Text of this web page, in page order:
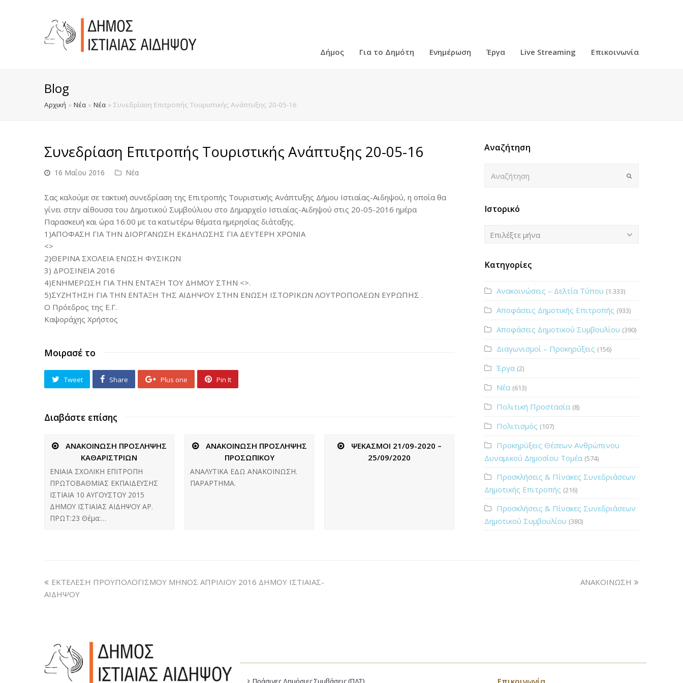
Δήμος Για το Δημότη Ενημέρωση Έργα Live Streaming Επικοινωνία
Blog
Αρχική » Νέα » Νέα » Συνεδρίαση Επιτροπής Τουριστικής Ανάπτυξης 20-05-16
Συνεδρίαση Επιτροπής Τουριστικής Ανάπτυξης 20-05-16
16 Μαΐου 2016 Νέα
Σας καλούμε σε τακτική συνεδρίαση της Επιτροπής Τουριστικής Ανάπτυξης Δήμου Ιστιαίας-Αιδηψού, η οποία θα
γίνει στην αίθουσα του Δημοτικού Συμβούλιου στο Δημαρχείο Ιστιαίας-Αιδηψού στις 20-05-2016 ημέρα
Παρασκευή και ώρα 16.00 με τα κατωτέρω θέματα ημερησίας διάταξης.
1)ΑΠΟΦΑΣΗ ΓΙΑ ΤΗΝ ΔΙΟΡΓΑΝΩΣΗ ΕΚΔΗΛΩΣΗΣ ΓΙΑ ΔΕΥΤΕΡΗ ΧΡΟΝΙΑ
<>
2)ΘΕΡΙΝΑ ΣΧΟΛΕΙΑ ΕΝΩΣΗ ΦΥΣΙΚΩΝ
3) ΔΡΟΣΙΝΕΙΑ 2016
4)ΕΝΗΜΕΡΩΣΗ ΓΙΑ ΤΗΝ ΕΝΤΑΞΗ ΤΟΥ ΔΗΜΟΥ ΣΤΗΝ <>.
5)ΣΥΖΗΤΗΣΗ ΓΙΑ ΤΗΝ ΕΝΤΑΞΗ ΤΗΣ ΑΙΔΗΨΟΥ ΣΤΗΝ ΕΝΩΣΗ ΙΣΤΟΡΙΚΩΝ ΛΟΥΤΡΟΠΟΛΕΩΝ ΕΥΡΩΠΗΣ .
Ο Πρόεδρος της Ε.Γ.
Καψοράχης Χρήστος
Μοιρασέ το
Tweet Share Plus one Pin It
Διαβάστε επίσης
ΑΝΑΚΟΙΝΩΣΗ ΠΡΟΣΛΗΨΗΣ
ΚΑΘΑΡΙΣΤΡΙΩΝ
ΕΝΙΑΙΑ ΣΧΟΛΙΚΗ ΕΠΙΤΡΟΠΗ
ΠΡΩΤΟΒΑΘΜΙΑΣ ΕΚΠΑΙΔΕΥΣΗΣ
ΙΣΤΙΑΙΑ 10 ΑΥΓΟΥΣΤΟΥ 2015
ΔΗΜΟΥ ΙΣΤΙΑΙΑΣ ΑΙΔΗΨΟΥ ΑΡ.
ΠΡΩΤ:23 Θέμα:…
ΑΝΑΚΟΙΝΩΣΗ ΠΡΟΣΛΗΨΗΣ
ΠΡΟΣΩΠΙΚΟΥ
ΑΝΑΛΥΤΙΚΑ ΕΔΩ ΑΝΑΚΟΙΝΩΣΗ.
ΠΑΡΑΡΤΗΜΑ.
ΨΕΚΑΣΜΟΙ 21/09-2020 –
25/09/2020
Αναζήτηση
Ιστορικό
Ιστορικό
Επιλέξτε μήνα
Κατηγορίες
Ανακοινώσεις – Δελτία Τύπου (1.333)
Αποφάσεις Δημοτικής Επιτροπής (933)
Αποφάσεις Δημοτικού Συμβουλίου (390)
Διαγωνισμοί – Προκηρύξεις (156)
Έργα (2)
Νέα (613)
Πολιτική Προστασία (8)
Πολιτισμός (107)
Προκηρύξεις Θέσεων Ανθρώπινου
Δυναμικού Δημοσίου Τομέα (574)
Προσκλήσεις & Πίνακες Συνεδριάσεων
Δημοτικής Επιτροπής (216)
Προσκλήσεις & Πίνακες Συνεδριάσεων
Δημοτικού Συμβουλίου (380)
ΕΚΤΕΛΕΣΗ ΠΡΟΫΠΟΛΟΓΙΣΜΟΥ ΜΗΝΟΣ ΑΠΡΙΛΙΟΥ 2016 ΔΗΜΟΥ ΙΣΤΙΑΙΑΣ-
ΑΙΔΗΨΟΥ
ΑΝΑΚΟΙΝΩΣΗ
Πράσινες Δημόσιες Συμβάσεις (ΠΔΣ) Επικοινωνία